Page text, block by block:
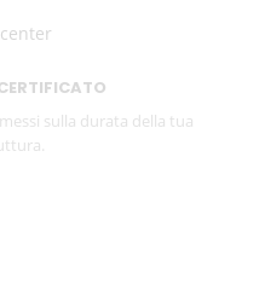
sulla durata della tua